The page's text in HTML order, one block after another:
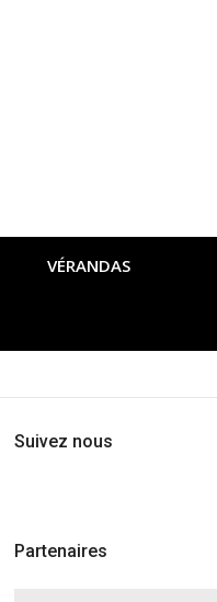
VÉRANDAS
Suivez nous
Partenaires